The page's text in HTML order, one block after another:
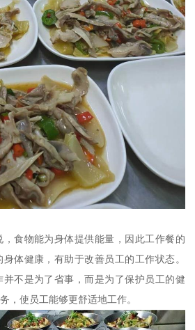
食物能为身体提供能量，因此工作餐的
体健康，有助于改善员工的工作状态。
不是为了省事，而是为了保护员工的健
，使员工能够更舒适地工作。